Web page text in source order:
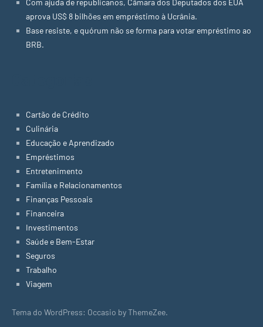
Com ajuda de republicanos, Câmara dos Deputados dos EUA
aprova US$ 8 bilhões em empréstimo à Ucrânia.
Base resiste, e quórum não se forma para votar empréstimo ao
BRB.
Cartão de Crédito
Culinária
Educação e Aprendizado
Empréstimos
Entretenimento
Família e Relacionamentos
Finanças Pessoais
Financeira
Investimentos
Saúde e Bem-Estar
Seguros
Trabalho
Viagem
Tema do WordPress: Occasio by ThemeZee.